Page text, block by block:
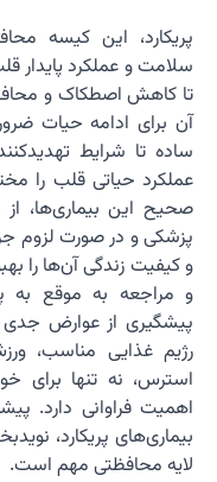
پریکارد، این کیسه
سلامت و عملکرد پایدار
تا کاهش اصطکاک و
آن برای ادامه حیات
ساده تا شرایط
عملکرد حیاتی قلب را
صحیح این بیماری‌ها، از
پزشکی و در صورت لزوم
و کیفیت زندگی آن‌ها را
و مراجعه به موقع
پیشگیری از عوارض
رژیم غذایی مناسب،
استرس، نه تنها برای
اهمیت فراوانی دارد.
بیماری‌های پریکارد،
لایه محافظتی مهم است.